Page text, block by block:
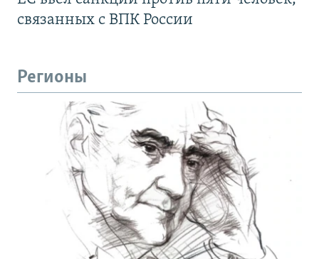
связанных с ВПК России
Регионы